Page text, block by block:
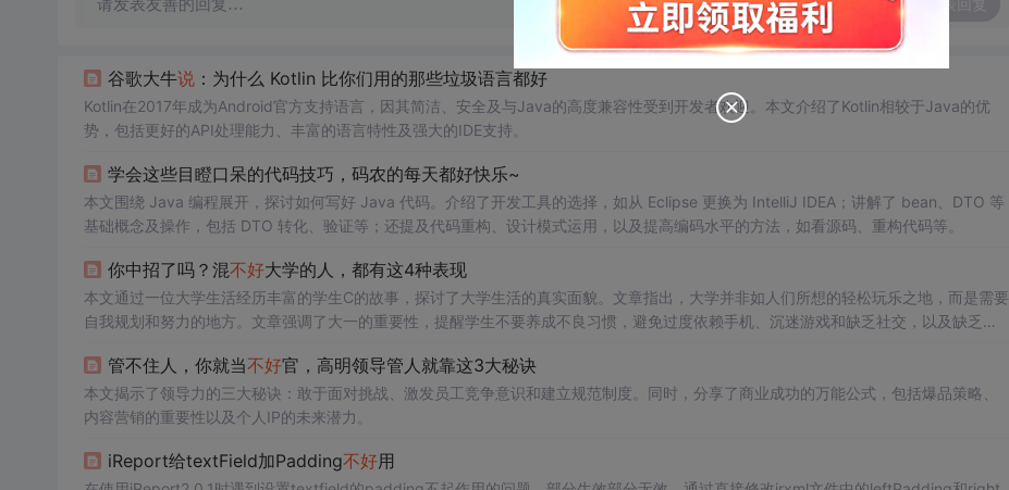
请发表友善的回复…
谷歌大牛说：为什么 Kotlin 比你们用的那些垃圾语言都好
Kotlin在2017年成为Android官方支持语言，因其简洁、安全及与Java的高度兼容性受到开发者欢迎。本文介绍了Kotlin相较于Java的优
势，包括更好的API处理能力、丰富的语言特性及强大的IDE支持。
学会这些目瞪口呆的代码技巧，码农的每天都好快乐~
本文围绕 Java 编程展开，探讨如何写好 Java 代码。介绍了开发工具的选择，如从 Eclipse 更换为 IntelliJ IDEA；讲解了 bean、DTO 等
基础概念及操作，包括 DTO 转化、验证等；还提及代码重构、设计模式运用，以及提高编码水平的方法，如看源码、重构代码等。
你中招了吗？混不好大学的人，都有这4种表现
本文通过一位大学生活经历丰富的学生C的故事，探讨了大学生活的真实面貌。文章指出，大学并非如人们所想的轻松玩乐之地，而是需要
自我规划和努力的地方。文章强调了大一的重要性，提醒学生不要养成不良习惯，避免过度依赖手机、沉迷游戏和缺乏社交，以及缺乏上
管不住人，你就当不好官，高明领导管人就靠这3大秘诀
本文揭示了领导力的三大秘诀：敢于面对挑战、激发员工竞争意识和建立规范制度。同时，分享了商业成功的万能公式，包括爆品策略、
内容营销的重要性以及个人IP的未来潜力。
iReport给textField加Padding不好用